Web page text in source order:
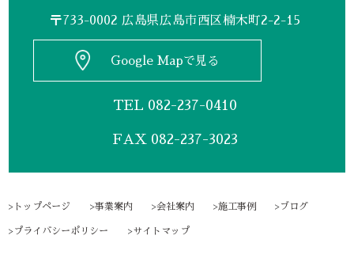
〒733-0002 広島県広島市西区楠木町2-2-15
Google Mapで見る
TEL 082-237-0410
FAX 082-237-3023
トップページ 事業案内 会社案内 施工事例 ブログ
プライバシーポリシー サイトマップ